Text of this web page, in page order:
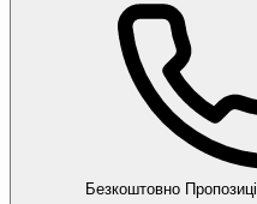
Безкоштовно